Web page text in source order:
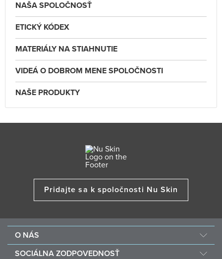
NAŠA SPOLOČNOSŤ
ETICKÝ KÓDEX
MATERIÁLY NA STIAHNUTIE
VIDEÁ O DOBROM MENE SPOLOČNOSTI
NAŠE PRODUKTY
Pridajte sa k spoločnosti Nu Skin
O NÁS
O spoločnosti Nu Skin
SOCIÁLNA ZODPOVEDNOSŤ